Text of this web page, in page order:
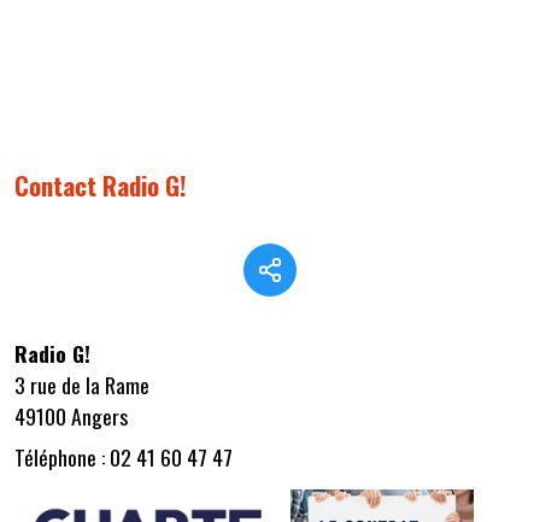
Contact Radio G!
Radio G!
3 rue de la Rame
49100 Angers
Téléphone : 02 41 60 47 47